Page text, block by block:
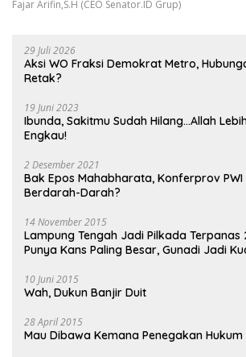
Fajar Arifin,S.H (CEO Senator.ID Grup)
29 Juli 2026
Aksi WO Fraksi Demokrat Metro,
Retak?
19 Juni 2023
Ibunda, Sakitmu Sudah Hilang…Allah
Engkau!
2 Desember 2021
Bak Epos Mahabharata, Konferprov
Berdarah-Darah?
14 November 2015
Lampung Tengah Jadi Pilkada Terpanas
Punya Kans Paling Besar, Gunadi Jadi
10 Juni 2015
Wah, Dukun Banjir Duit
28 April 2015
Mau Dibawa Kemana Penegakan Hukum